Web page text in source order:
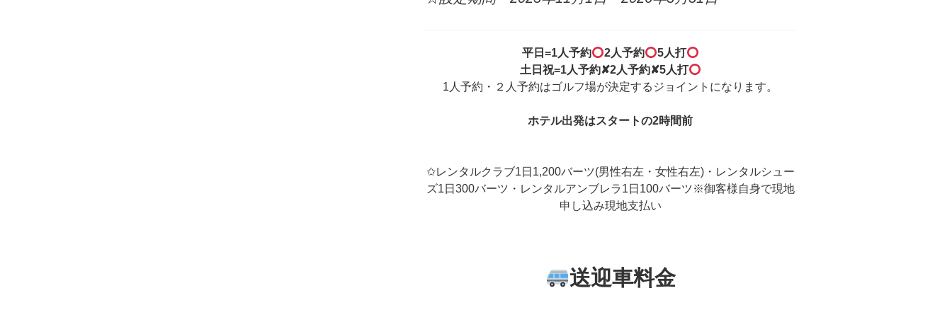
平日=1人予約 2人予約
5人打
土日祝=1人予約✘2人予約✘5人打
1人予約・２人予約はゴルフ場が決定するジョイントになります。
ホテル出発はスタートの2時間前
✩レンタルクラブ1日1,200バーツ(男性右左・女性右左)・レンタルシュー
ズ1日300バーツ・レンタルアンブレラ1日100バーツ※御客様自身で現地
申し込み現地支払い
送迎車料金